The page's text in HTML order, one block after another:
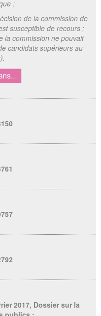
:
de la commission de
susceptible de recours ;
la commission ne pouvait
candidats supérieurs au
2017, Dossier sur la